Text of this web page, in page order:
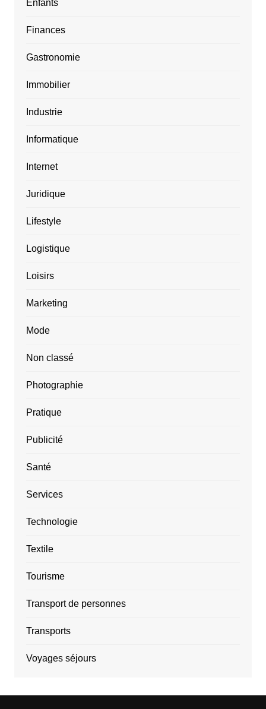
Enfants
Finances
Gastronomie
Immobilier
Industrie
Informatique
Internet
Juridique
Lifestyle
Logistique
Loisirs
Marketing
Mode
Non classé
Photographie
Pratique
Publicité
Santé
Services
Technologie
Textile
Tourisme
Transport de personnes
Transports
Voyages séjours